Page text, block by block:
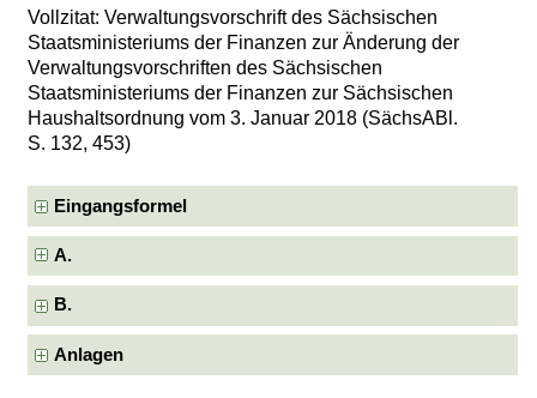
Vollzitat: Verwaltungsvorschrift des Sächsischen
Staatsministeriums der Finanzen zur Änderung der
Verwaltungsvorschriften des Sächsischen
Staatsministeriums der Finanzen zur Sächsischen
Haushaltsordnung vom 3. Januar 2018 (SächsABl.
S. 132, 453)
Eingangsformel
A.
B.
Anlagen